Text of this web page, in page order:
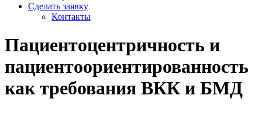
Сделать заявку
Контакты
Пациентоцентричность и
пациентоориентированность
как требования ВКК и БМД